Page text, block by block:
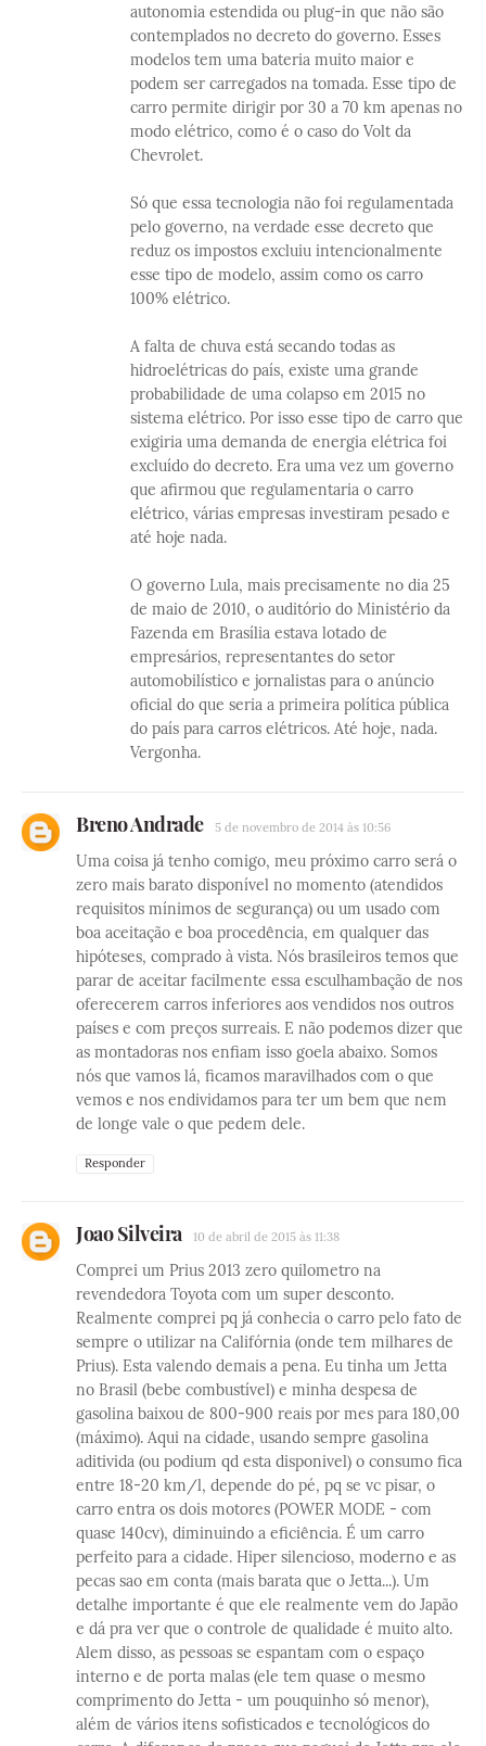
autonomia estendida ou plug-in que não são
contemplados no decreto do governo. Esses
modelos tem uma bateria muito maior e
podem ser carregados na tomada. Esse tipo de
carro permite dirigir por 30 a 70 km apenas no
modo elétrico, como é o caso do Volt da
Chevrolet.
Só que essa tecnologia não foi regulamentada
pelo governo, na verdade esse decreto que
reduz os impostos excluiu intencionalmente
esse tipo de modelo, assim como os carro
100% elétrico.
A falta de chuva está secando todas as
hidroelétricas do país, existe uma grande
probabilidade de uma colapso em 2015 no
sistema elétrico. Por isso esse tipo de carro que
exigiria uma demanda de energia elétrica foi
excluído do decreto. Era uma vez um governo
que afirmou que regulamentaria o carro
elétrico, várias empresas investiram pesado e
até hoje nada.
O governo Lula, mais precisamente no dia 25
de maio de 2010, o auditório do Ministério da
Fazenda em Brasília estava lotado de
empresários, representantes do setor
automobilístico e jornalistas para o anúncio
oficial do que seria a primeira política pública
do país para carros elétricos. Até hoje, nada.
Vergonha.
Breno Andrade 5 de novembro de 2014 às 10:56
Uma coisa já tenho comigo, meu próximo carro será o
zero mais barato disponível no momento (atendidos
requisitos mínimos de segurança) ou um usado com
boa aceitação e boa procedência, em qualquer das
hipóteses, comprado à vista. Nós brasileiros temos que
parar de aceitar facilmente essa esculhambação de nos
oferecerem carros inferiores aos vendidos nos outros
países e com preços surreais. E não podemos dizer que
as montadoras nos enfiam isso goela abaixo. Somos
nós que vamos lá, ficamos maravilhados com o que
vemos e nos endividamos para ter um bem que nem
de longe vale o que pedem dele.
Responder
Joao Silveira 10 de abril de 2015 às 11:38
Comprei um Prius 2013 zero quilometro na
revendedora Toyota com um super desconto.
Realmente comprei pq já conhecia o carro pelo fato de
sempre o utilizar na Califórnia (onde tem milhares de
Prius). Esta valendo demais a pena. Eu tinha um Jetta
no Brasil (bebe combustível) e minha despesa de
gasolina baixou de 800-900 reais por mes para 180,00
(máximo). Aqui na cidade, usando sempre gasolina
aditivida (ou podium qd esta disponivel) o consumo fica
entre 18-20 km/l, depende do pé, pq se vc pisar, o
carro entra os dois motores (POWER MODE - com
quase 140cv), diminuindo a eficiência. É um carro
perfeito para a cidade. Hiper silencioso, moderno e as
pecas sao em conta (mais barata que o Jetta...). Um
detalhe importante é que ele realmente vem do Japão
e dá pra ver que o controle de qualidade é muito alto.
Alem disso, as pessoas se espantam com o espaço
interno e de porta malas (ele tem quase o mesmo
comprimento do Jetta - um pouquinho só menor),
além de vários itens sofisticados e tecnológicos do